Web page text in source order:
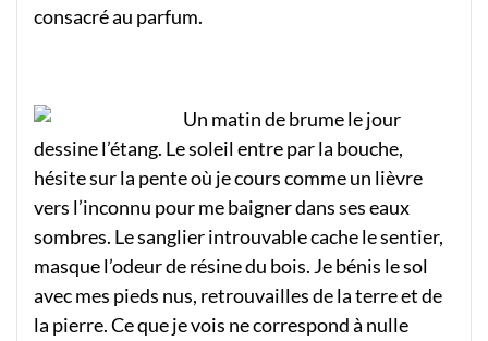
consacré au parfum.
Un matin de brume le jour
dessine l’étang. Le soleil entre par la bouche,
hésite sur la pente où je cours comme un lièvre
vers l’inconnu pour me baigner dans ses eaux
sombres. Le sanglier introuvable cache le sentier,
masque l’odeur de résine du bois. Je bénis le sol
avec mes pieds nus, retrouvailles de la terre et de
la pierre. Ce que je vois ne correspond à nulle